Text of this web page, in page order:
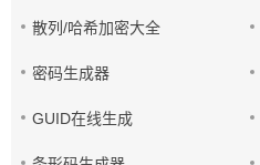
散列/哈希加密大全
密码生成器
GUID在线生成